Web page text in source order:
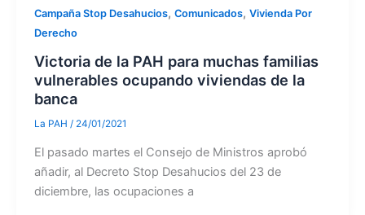
Campaña Stop Desahucios, Comunicados, Vivienda Por
Derecho
Victoria de la PAH para muchas familias
vulnerables ocupando viviendas de la
banca
La PAH / 24/01/2021
El pasado martes el Consejo de Ministros aprobó
añadir, al Decreto Stop Desahucios del 23 de
diciembre, las ocupaciones a